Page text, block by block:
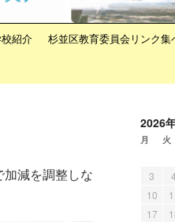
紹介
杉並区教育委員会リンク集
減を調整しな
2026
月 火
3
4
10
17